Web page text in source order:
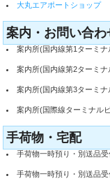
大丸エアポートショップ
案内・お問い合わ
案内所(国内線第1ターミ
案内所(国内線第2ターミ
案内所(国内線第3ターミ
案内所(国際線ターミナル
手荷物・宅配
手荷物一時預り・別送品
手荷物一時預り・別送品